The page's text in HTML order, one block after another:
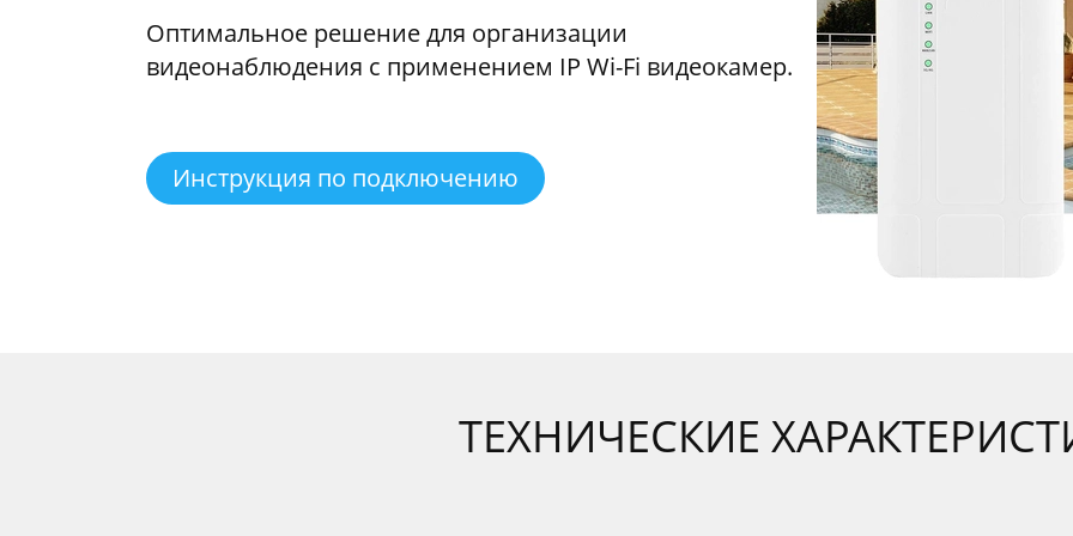
Оптимальное решение для организации
видеонаблюдения с применением IP Wi-Fi видеокамер.
Инструкция по подключению
ТЕХНИЧЕСКИЕ